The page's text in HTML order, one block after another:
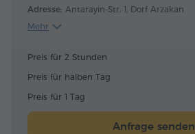
Adresse: Antarayin-Str. 1, Dorf Arzakan
Mehr
Preis für 2 Stunden
Preis für halben Tag
Preis für 1 Tag
Anfrage senden